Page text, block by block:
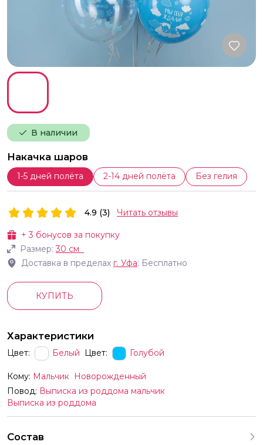
В наличии
Накачка шаров
1-5 дней полёта 2-14 дней полёта Без гелия
+3 бонусов за покупку
Размер:30 см
Доставка в пределах г. Уфа: Бесплатно
4.9 (3) Читать отзывы
КУПИТЬ
Характеристики
Цвет: Белый Цвет: Голубой
Кому: Мальчик Новорожденный
Повод: Выписка из роддома мальчик
Выписка из роддома
Состав